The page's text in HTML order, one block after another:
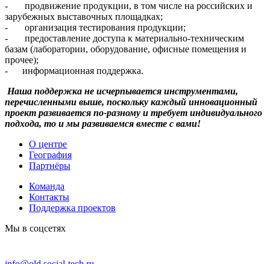
- продвижение продукции, в том числе на российских и
зарубежных выставочных площадках;
- организация тестирования продукции;
- предоставление доступа к материально-техническим
базам (лаборатории, оборудование, офисные помещения и
прочее);
- информационная поддержка.
Наша поддержка не исчерпывается инструментами,
перечисленными выше, поскольку каждый инновационный
проект развивается по-разному и требует индивидуального
подхода, то и мы развиваемся вместе с вами!
О центре
География
Партнёры
Команда
Контакты
Поддержка проектов
Мы в соцсетях